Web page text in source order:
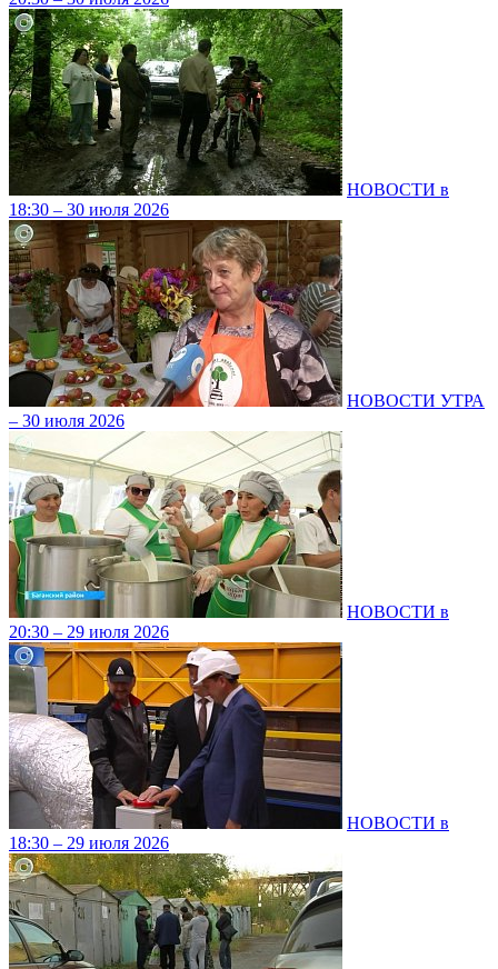
НОВОСТИ в
18:30 – 30 июля 2026
НОВОСТИ УТРА
– 30 июля 2026
НОВОСТИ в
20:30 – 29 июля 2026
НОВОСТИ в
18:30 – 29 июля 2026